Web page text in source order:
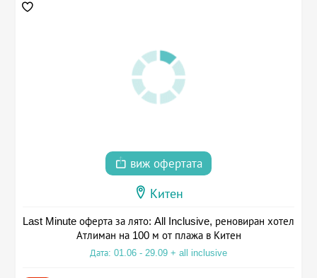
виж офертата
Китен
Last Minute оферта за лято: All Inclusive, реновиран хотел
Атлиман на 100 м от плажа в Китен
Дата: 01.06 - 29.09 + all inclusive